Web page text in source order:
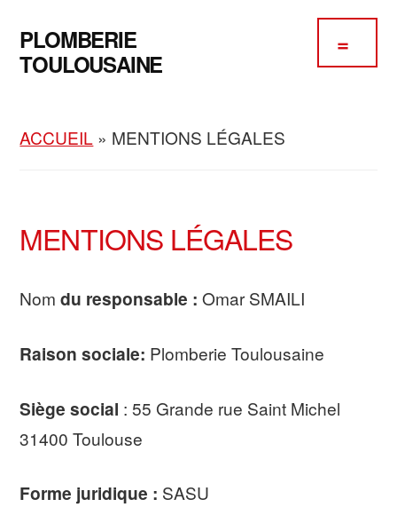
contenu
principal
barre
footer
Additional
menu
PLOMBERIE
TOULOUSAINE
Climatisation
ACCUEIL » MENTIONS LÉGALES
MENTIONS LÉGALES
Nom du responsable : Omar SMAILI
Raison sociale: Plomberie Toulousaine
Siège social : 55 Grande rue Saint Michel
31400 Toulouse
Forme juridique : SASU